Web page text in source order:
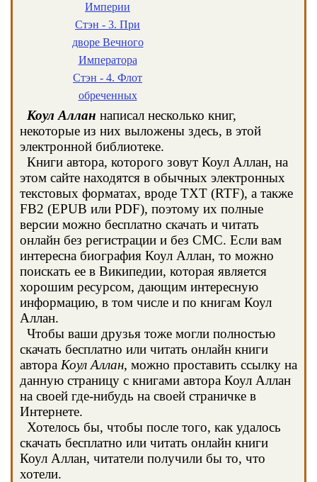
Империи
Стэн - 3. При
дворе Вечного
Императора
Стэн - 4. Флот
обреченных
Коул Аллан написал несколько книг,
некоторые из них выложены здесь, в этой
электронной библиотеке.
Книги автора, которого зовут Коул Аллан, на
этом сайте находятся в обычных электронных
текстовых форматах, вроде TXT (RTF), а также
FB2 (EPUB или PDF), поэтому их полные
версии можно бесплатно скачать и читать
онлайн без регистрации и без СМС. Если вам
интересна биография Коул Аллан, то можно
поискать ее в Википедии, которая является
хорошим ресурсом, дающим интересную
информацию, в том числе и по книгам Коул
Аллан.
Чтобы ваши друзья тоже могли полностью
скачать бесплатно или читать онлайн книги
автора Коул Аллан, можно проставить ссылку на
данную страницу с книгами автора Коул Аллан
на своей где-нибудь на своей страничке в
Интернете.
Хотелось бы, чтобы после того, как удалось
скачать бесплатно или читать онлайн книги
Коул Аллан, читатели получили бы то, что
хотели.